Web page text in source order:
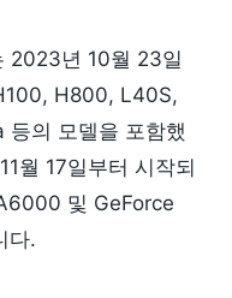
2023년 10월 23일
H800, L40S,
의 모델을 포함했
월 17일부터 시작되
및 GeForce
다.